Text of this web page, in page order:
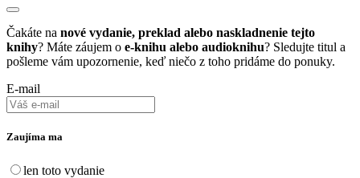
Čakáte na nové vydanie, preklad alebo naskladnenie tejto
knihy? Máte záujem o e-knihu alebo audioknihu? Sledujte titul a
pošleme vám upozornenie, keď niečo z toho pridáme do ponuky.
E-mail
Zaujíma ma
len toto vydanie